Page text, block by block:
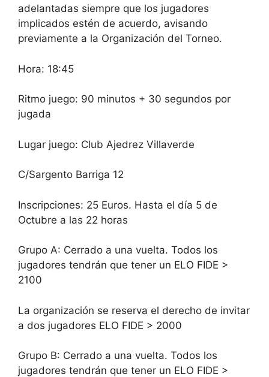
adelantadas siempre que los jugadores
implicados estén de acuerdo, avisando
previamente a la Organización del Torneo.
Hora: 18:45
Ritmo juego: 90 minutos + 30 segundos por
jugada
Lugar juego: Club Ajedrez Villaverde
C/Sargento Barriga 12
Inscripciones: 25 Euros. Hasta el día 5 de
Octubre a las 22 horas
Grupo A: Cerrado a una vuelta. Todos los
jugadores tendrán que tener un ELO FIDE >
2100
La organización se reserva el derecho de invitar
a dos jugadores ELO FIDE > 2000
Grupo B: Cerrado a una vuelta. Todos los
jugadores tendrán que tener un ELO FIDE >